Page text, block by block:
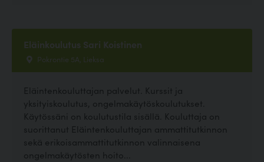
Eläinkoulutus Sari Koistinen
Pokrontie 5A, Lieksa
Eläintenkouluttajan palvelut. Kurssit ja
yksityiskoulutus, ongelmakäytöskoulutukset.
Käytössäni on koulutustila sisällä. Kouluttaja on
suorittanut Eläintenkouluttajan ammattitutkinnon
sekä erikoisammattitutkinnon valinnaisena
ongelmakäytösten hoito...